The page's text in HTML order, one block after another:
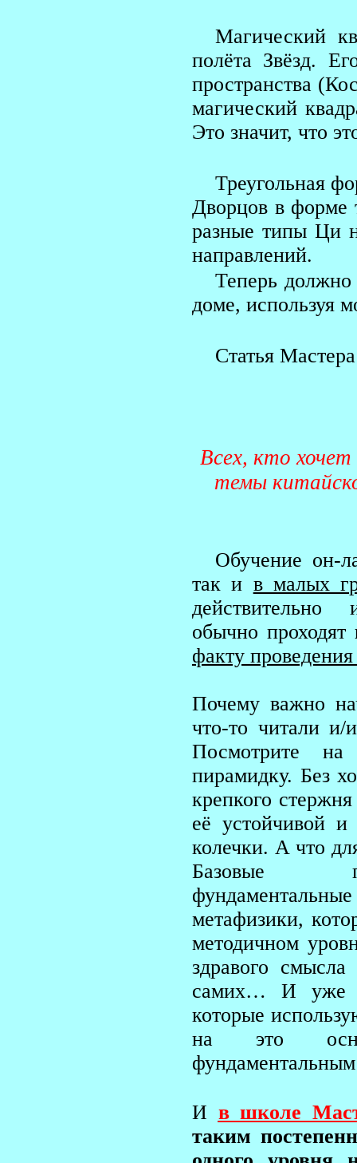
Магический
полёта Звёзд.
пространства
магический
Это значит, что
Треугольная
Дворцов в форме
разные типы Ци
направлений.
Теперь должно
доме, используя
Статья
Всех, кто хочет
темы
Обучение он-
так и в малых
действительно
обычно проходят
факту проведения
Почему важно
что-то читали и/
Посмотрите
пирамидку. Без
крепкого
её устойчивой и
колечки. А что
Базовые
метафизики,
методичном
здравого
самих… И уже
которые
на это
И в школе
таким